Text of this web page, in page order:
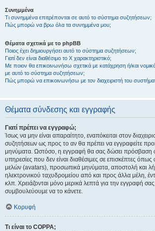
Συνημμένα
Τι συνημμένα επιτρέπονται σε αυτό το σύστημα συζητήσεων;
Πώς μπορώ να βρω όλα τα συνημμένα μου;
Θέματα σχετικά με το phpBB
Ποιος έχει δημιουργήσει αυτό το σύστημα συζητήσεων;
Γιατί δεν είναι διαθέσιμο το Χ χαρακτηριστικό;
Με ποιον θα επικοινωνήσω σχετικά με κατάχρηση ή/και
με αυτό το σύστημα συζητήσεων;
Πώς μπορώ να επικοινωνήσω με τον διαχειριστή του
Θέματα σύνδεσης και εγγραφής
Γιατί πρέπει να εγγραφώ;
Ίσως να μην είναι απαραίτητο, εναπόκειται στον
συζητήσεων ως προς το αν θα πρέπει να εγγραφείτε
μηνύματα. Ωστόσο, η εγγραφή θα σας δώσει πρόσβαση
υπηρεσίες που δεν είναι διαθέσιμες σε επισκέπτες
μελών (avatars), προσωπικά μηνύματα, αποστολή και
ηλεκτρονικού ταχυδρομείου από και προς άλλα μέλη,
κλπ. Χρειάζονται μόνο μερικά λεπτά για την εγγραφή
συμβουλεύουμε να το κάνετε.
Κορυφή
Τι είναι το COPPA;